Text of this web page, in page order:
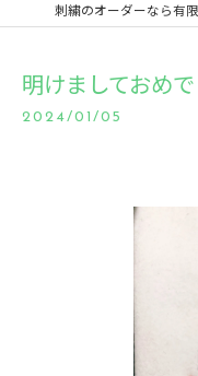
明けましておめで
2024/01/05